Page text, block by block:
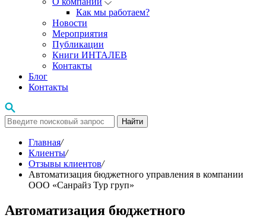
Как мы работаем?
Новости
Мероприятия
Публикации
Книги ИНТАЛЕВ
Контакты
Блог
Контакты
Найти
Главная/
Клиенты/
Отзывы клиентов/
Автоматизация бюджетного управления в компании
ООО «Санрайз Тур груп»
Автоматизация бюджетного